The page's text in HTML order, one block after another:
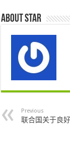
About star
Previous
联合国关于良